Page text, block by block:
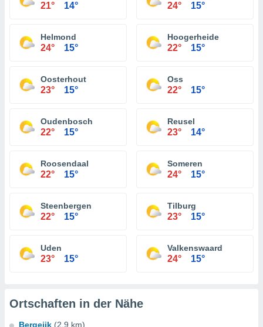
21° 14° 24° 15°
Helmond
24° 15°
Hoogerheide
22° 15°
Oosterhout
23° 15°
Oss
22° 15°
Oudenbosch
22° 15°
Reusel
23° 14°
Roosendaal
22° 15°
Someren
24° 15°
Steenbergen
22° 15°
Tilburg
23° 15°
Uden
23° 15°
Valkenswaard
24° 15°
Ortschaften in der Nähe
Bergeijk (2.9 km)